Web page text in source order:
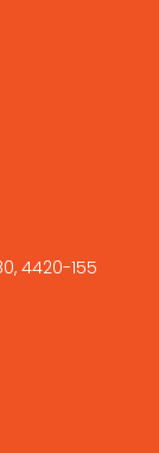
4420-155